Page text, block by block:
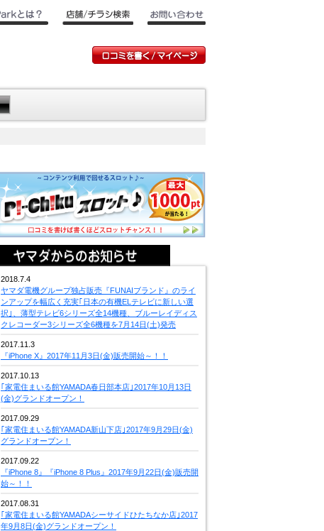
2018.7.4
ヤマダ電機グループ独占販売『FUNAIブランド』のライ
ンアップを幅広く充実｢日本の有機ELテレビに新しい選
択｣、薄型テレビ6シリーズ全14機種、ブルーレイディス
クレコーダー3シリーズ全6機種を7月14日(土)発売
2017.11.3
『iPhone X』2017年11月3日(金)販売開始～！！
2017.10.13
｢家電住まいる館YAMADA春日部本店｣2017年10月13日
(金)グランドオープン！
2017.09.29
｢家電住まいる館YAMADA新山下店｣2017年9月29日(金)
グランドオープン！
2017.09.22
『iPhone 8』『iPhone 8 Plus』2017年9月22日(金)販売開
始～！！
2017.08.31
｢家電住まいる館YAMADAシーサイドひたちなか店｣2017
年9月8日(金)グランドオープン！